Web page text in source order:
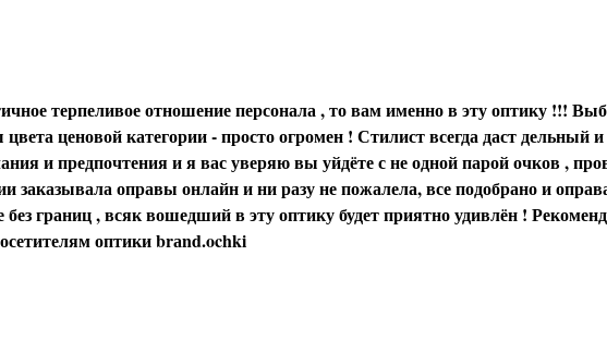
терпеливое отношение персонала , то вам именно в эту оптику !!!
ценовой категории - просто огромен ! Стилист всегда даст дельный
и предпочтения и я вас уверяю вы уйдёте с не одной парой очков ,
заказывала оправы онлайн и ни разу не пожалела, все подобрано и
границ , всяк вошедший в эту оптику будет приятно удивлён !
оптики brаnd.ochki